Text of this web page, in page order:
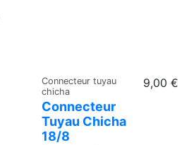
Connecteur tuyau
chicha
Connecteur
Tuyau Chicha
18/8
9,00 €